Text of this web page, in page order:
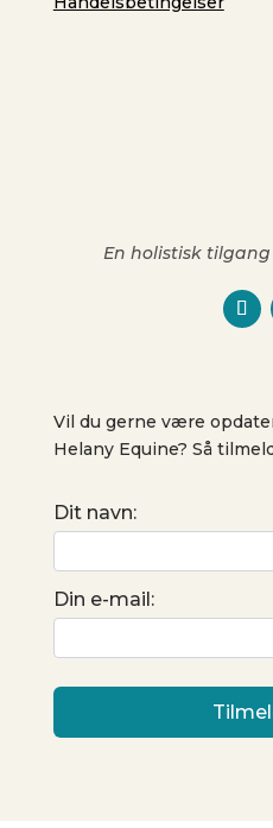
En holistisk
Vil du gerne være
Helany Equine? Så
Dit navn:
Din e-mail: